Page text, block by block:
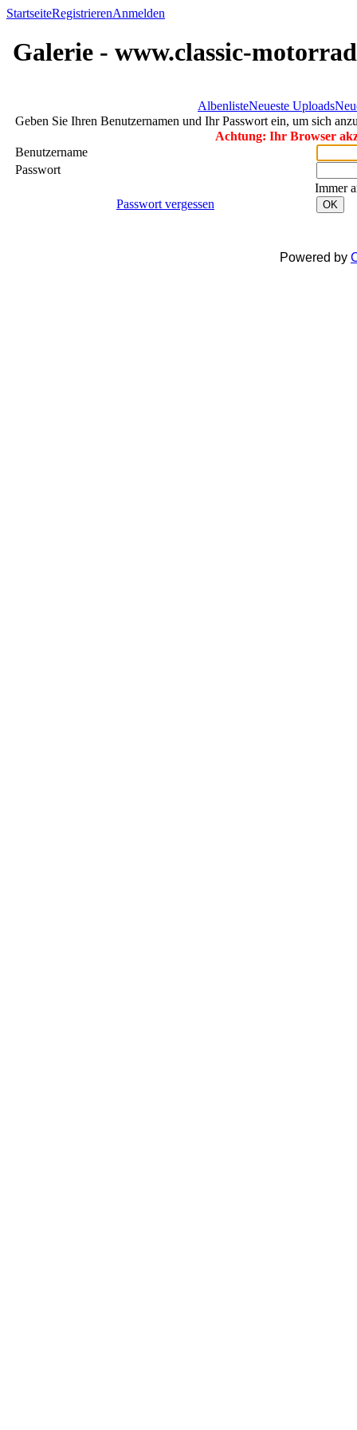
StartseiteRegistrierenAnmelden
Galerie - www.classic-
AlbenlisteNeueste Uploads
Geben Sie Ihren Benutzernamen und Ihr Passwort ein, um sich
Achtung: Ihr Browser
Benutzername
Passwort
Immer
Passwort vergessen
OK
Powered by